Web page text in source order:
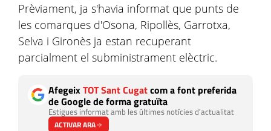
Prèviament, ja s'havia informat que punts de
les comarques d'Osona, Ripollès, Garrotxa,
Selva i Gironès ja estan recuperant
parcialment el subministrament elèctric.
AfegeixTOT Sant Cugatcom a font preferida
de Google de forma gratuïta
Estigues informat amb les últimes notícies d'actualitat
ACTIVAR ARA